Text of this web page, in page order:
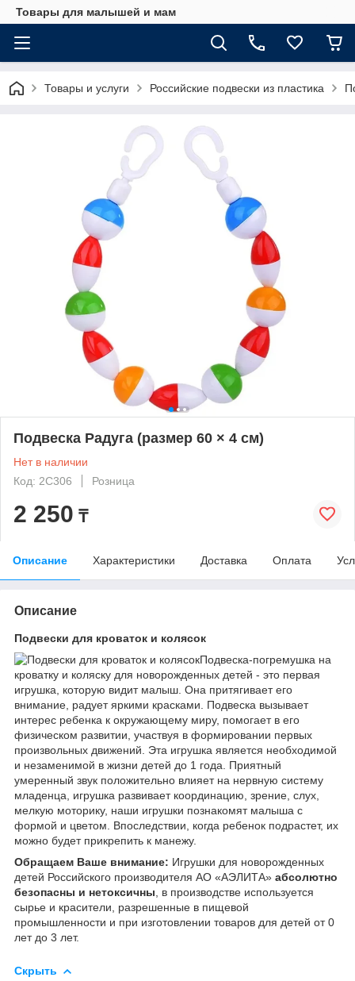
Товары для малышей и мам
Товары и услуги Российские подвески из пластика
Подвеска Радуга (размер 60 × 4 см)
Нет в наличии
Код: 2C306
Розница
2 250 ₸
Описание Характеристики Доставка Оплата
Описание
Подвески для кроваток и колясок
Подвеска-погремушка на
кроватку и коляску для новорожденных детей - это первая
игрушка, которую видит малыш. Она притягивает его
внимание, радует яркими красками. Подвеска вызывает
интерес ребенка к окружающему миру, помогает в его
физическом развитии, участвуя в формировании первых
произвольных движений. Эта игрушка является необходимой
и незаменимой в жизни детей до 1 года. Приятный
умеренный звук положительно влияет на нервную систему
младенца, игрушка развивает координацию, зрение, слух,
мелкую моторику, наши игрушки познакомят малыша с
формой и цветом. Впоследствии, когда ребенок подрастет, их
можно будет прикрепить к манежу.
Обращаем Ваше внимание: Игрушки для новорожденных
детей Российского производителя АО «АЭЛИТА» абсолютно
безопасны и нетоксичны , в производстве используется
сырье и красители, разрешенные в пищевой
промышленности и при изготовлении товаров для детей от 0
лет до 3 лет.
Скрыть